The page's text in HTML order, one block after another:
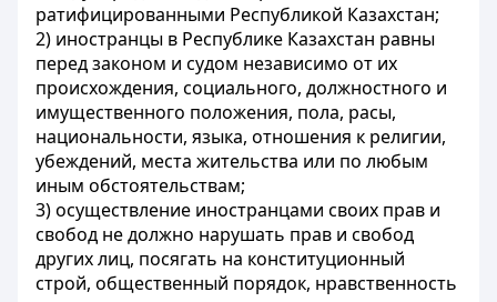
ратифицированными Республикой Казахстан;
2) иностранцы в Республике Казахстан равны
перед законом и судом независимо от их
происхождения, социального, должностного и
имущественного положения, пола, расы,
национальности, языка, отношения к религии,
убеждений, места жительства или по любым
иным обстоятельствам;
3) осуществление иностранцами своих прав и
свобод не должно нарушать прав и свобод
других лиц, посягать на конституционный
строй, общественный порядок, нравственность